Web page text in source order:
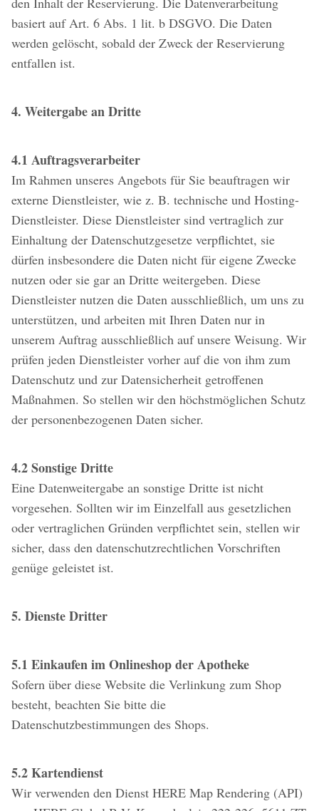
basiert auf Art. 6 Abs. 1 lit. b DSGVO. Die Daten
werden gelöscht, sobald der Zweck der Reservierung
entfallen ist.
4. Weitergabe an Dritte
4.1 Auftragsverarbeiter
Im Rahmen unseres Angebots für Sie beauftragen wir
externe Dienstleister, wie z. B. technische und Hosting-
Dienstleister. Diese Dienstleister sind vertraglich zur
Einhaltung der Datenschutzgesetze verpflichtet, sie
dürfen insbesondere die Daten nicht für eigene Zwecke
nutzen oder sie gar an Dritte weitergeben. Diese
Dienstleister nutzen die Daten ausschließlich, um uns zu
unterstützen, und arbeiten mit Ihren Daten nur in
unserem Auftrag ausschließlich auf unsere Weisung. Wir
prüfen jeden Dienstleister vorher auf die von ihm zum
Datenschutz und zur Datensicherheit getroffenen
Maßnahmen. So stellen wir den höchstmöglichen Schutz
der personenbezogenen Daten sicher.
4.2 Sonstige Dritte
Eine Datenweitergabe an sonstige Dritte ist nicht
vorgesehen. Sollten wir im Einzelfall aus gesetzlichen
oder vertraglichen Gründen verpflichtet sein, stellen wir
sicher, dass den datenschutzrechtlichen Vorschriften
genüge geleistet ist.
5. Dienste Dritter
5.1 Einkaufen im Onlineshop der Apotheke
Sofern über diese Website die Verlinkung zum Shop
besteht, beachten Sie bitte die
Datenschutzbestimmungen des Shops.
5.2 Kartendienst
Wir verwenden den Dienst HERE Map Rendering (API)